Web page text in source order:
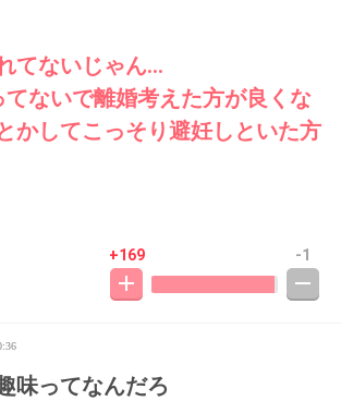
てないじゃん…
ないで離婚考えた方が良くな
かしてこっそり避妊しといた方
+169 -1
味ってなんだろ